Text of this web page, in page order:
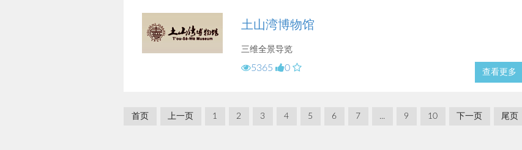
土山湾博物馆
三维全景导览
5365 0 查看更多
首页 上一页 1 2 3 4 5 6 7 ... 9 10 下一页 尾页